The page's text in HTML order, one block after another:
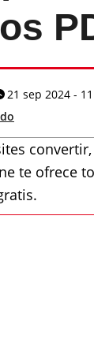
21 sep 2024 -
te ofrece